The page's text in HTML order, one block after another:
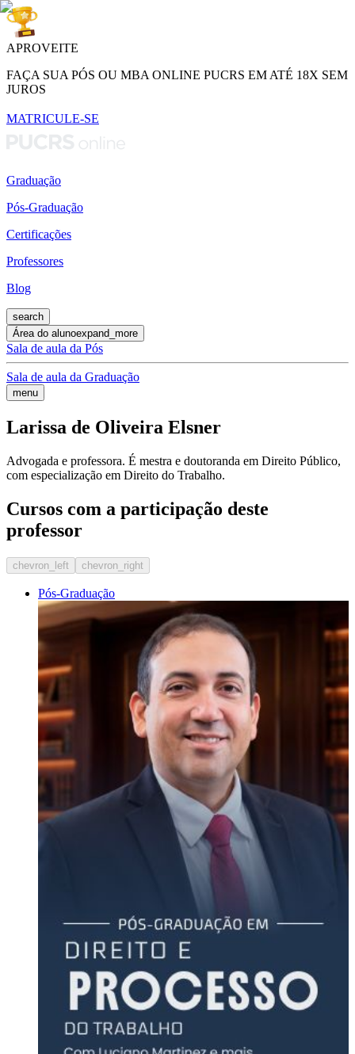
APROVEITE
FAÇA SUA PÓS OU MBA ONLINE PUCRS EM ATÉ 18X SEM
JUROS
MATRICULE-SE
Graduação
Pós-Graduação
Certificações
Professores
Blog
search
Área do alunoexpand_more
Sala de aula da Pós
Sala de aula da Graduação
menu
Larissa de Oliveira Elsner
Advogada e professora. É mestra e doutoranda em Direito Público,
com especialização em Direito do Trabalho.
Cursos com a participação deste
professor
chevron_left chevron_right
Pós-Graduação